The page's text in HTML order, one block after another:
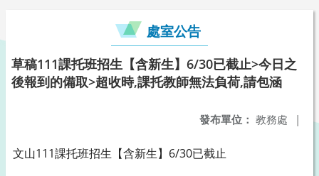
處室公告
草稿111課托班招生【含新生】6/30已截止>今日之
後報到的備取>超收時,課托教師無法負荷,請包涵
發布單位： 教務處 |
文山111課托班招生【含新生】6/30已截止